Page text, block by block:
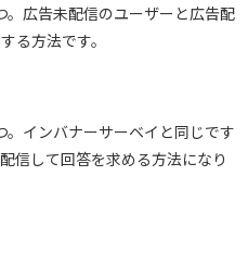
。広告未配信のユーザーと広告配
る方法です。
インバナーサーベイと同じです
信して回答を求める方法になり